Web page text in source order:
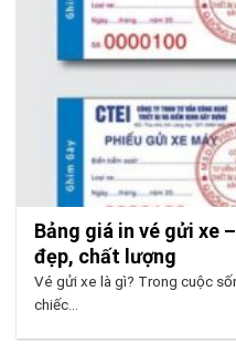
Bảng giá in vé gửi xe
đẹp, chất lượng
Vé gửi xe là gì? Trong cuộc
chiếc...